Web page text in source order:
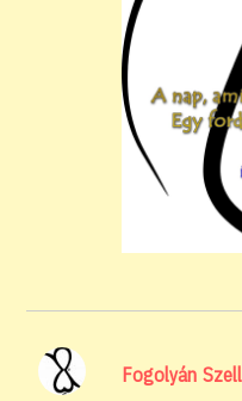
Fogolyán